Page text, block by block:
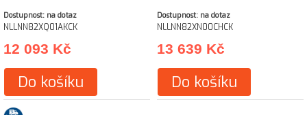
Dostupnost: na dotaz
NLLNN82XQ01AKCK
12 093 Kč
Do košíku
Dostupnost: na dotaz
NLLNN82XN00CHCK
13 639 Kč
Do košíku